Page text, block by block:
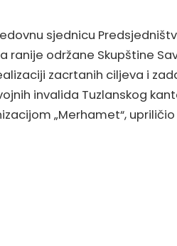
sjednicu
ranije održane Skupštine
zacrtanih ciljeva i
invalida Tuzlanskog
„Merhamet“,